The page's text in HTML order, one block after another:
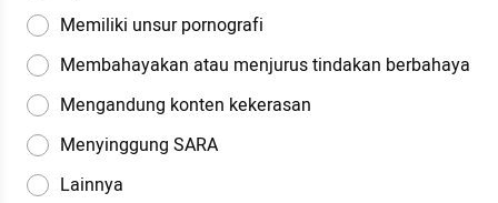
Memiliki unsur pornografi
Membahayakan atau menjurus tindakan berbahaya
Mengandung konten kekerasan
Menyinggung SARA
Lainnya